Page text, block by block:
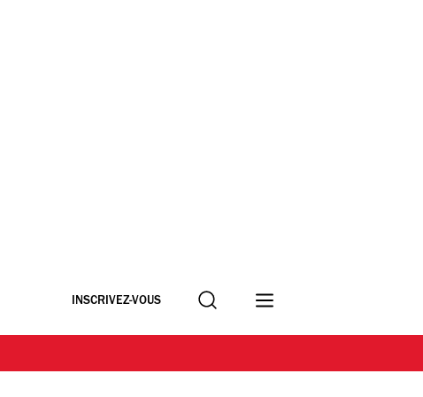
INSCRIVEZ-VOUS Recherche